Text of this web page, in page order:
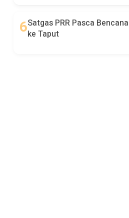
Satgas PRR Pasca
ke Taput